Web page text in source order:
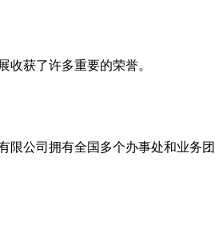
收获了许多重要的荣誉。
限公司拥有全国多个办事处和业务